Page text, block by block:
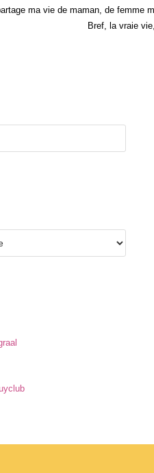
ma vie de maman, de femme
Bref, la vraie